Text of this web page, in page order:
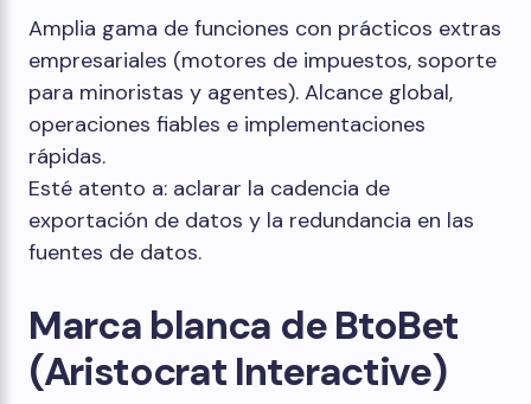
Amplia gama de funciones con prácticos extras
empresariales (motores de impuestos, soporte
para minoristas y agentes). Alcance global,
operaciones fiables e implementaciones
rápidas.
Esté atento a: aclarar la cadencia de
exportación de datos y la redundancia en las
fuentes de datos.
Marca blanca de BtoBet
(Aristocrat Interactive)